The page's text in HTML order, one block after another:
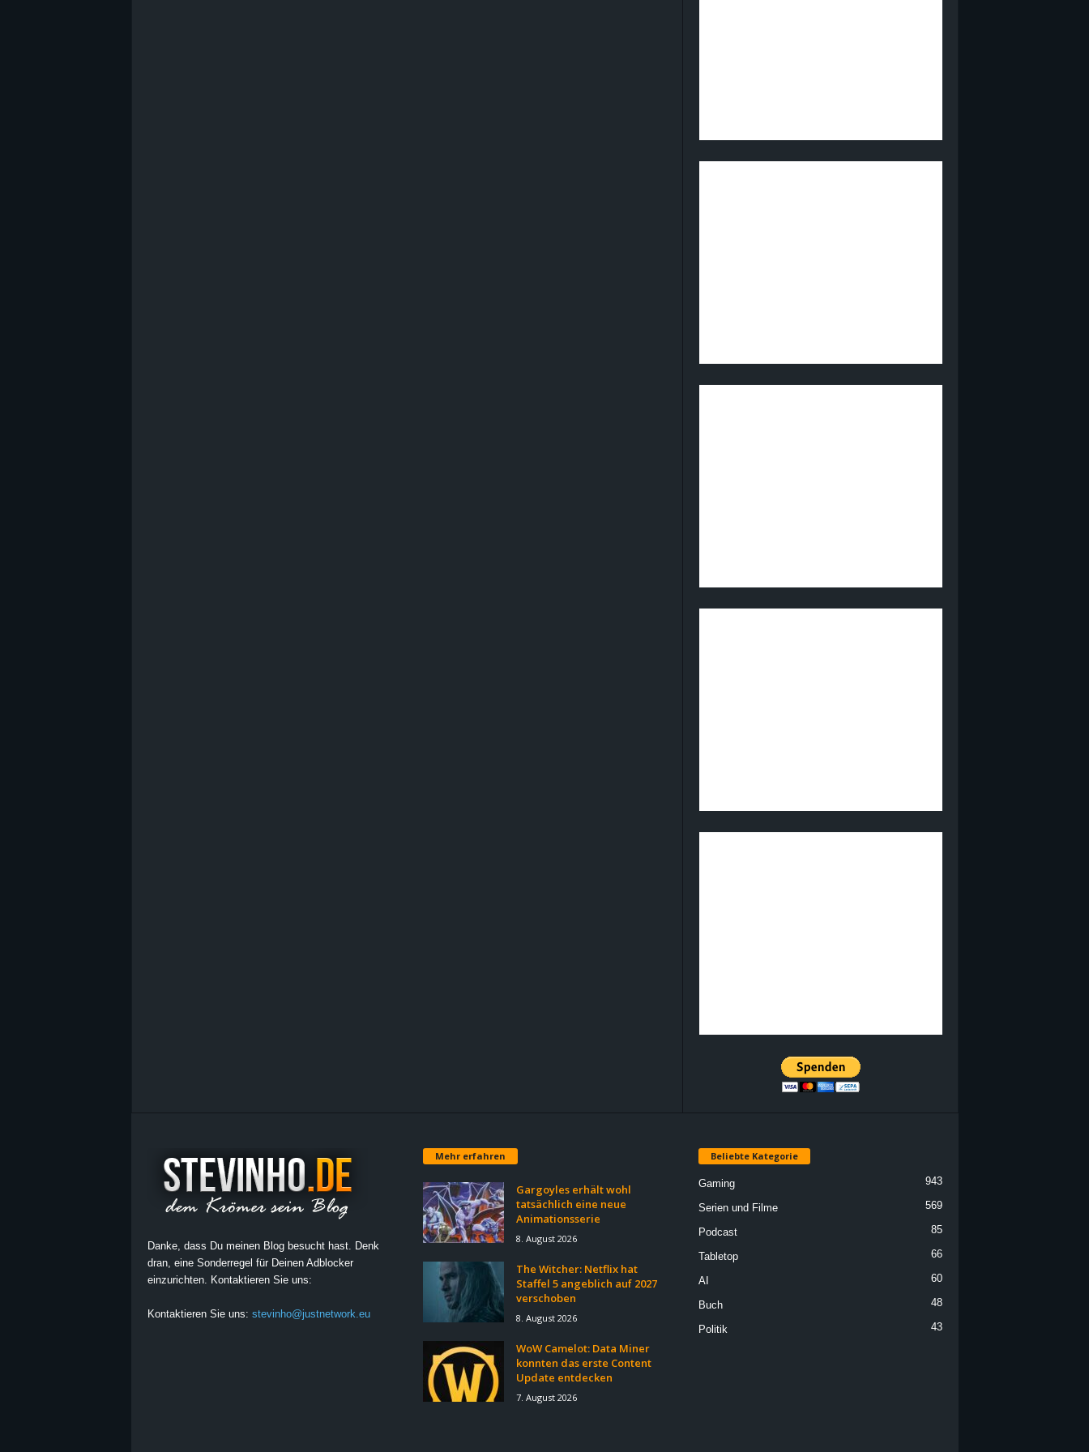
Danke, dass Du meinen Blog besucht hast. Denk
dran, eine Sonderregel für Deinen Adblocker
einzurichten. Kontaktieren Sie uns:
Kontaktieren Sie uns: stevinho@justnetwork.eu
Mehr erfahren
Gargoyles erhält wohl
tatsächlich eine neue
Animationsserie
8. August 2026
The Witcher: Netflix hat
Staffel 5 angeblich auf 2027
verschoben
8. August 2026
WoW Camelot: Data Miner
konnten das erste Content
Update entdecken
7. August 2026
Beliebte Kategorie
Gaming 943
Serien und Filme 569
Podcast 85
Tabletop 66
AI 60
Buch 48
Politik 43